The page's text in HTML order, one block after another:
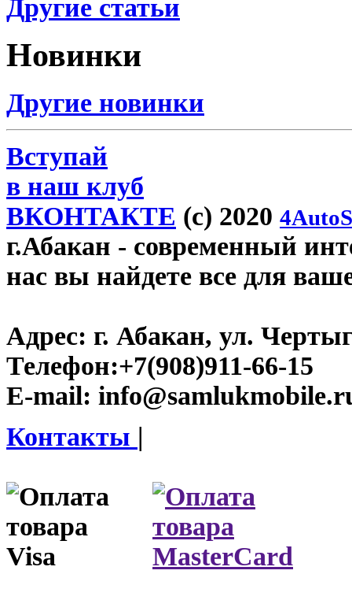
Другие статьи
Новинки
Другие новинки
Вступай
в наш клуб
ВКОНТАКТЕ (c) 2020
г.Абакан - современный
нас вы найдете все для
Адрес: г. Абакан, ул.
Телефон:+7(908)911-66-15
E-mail:
Контакты |